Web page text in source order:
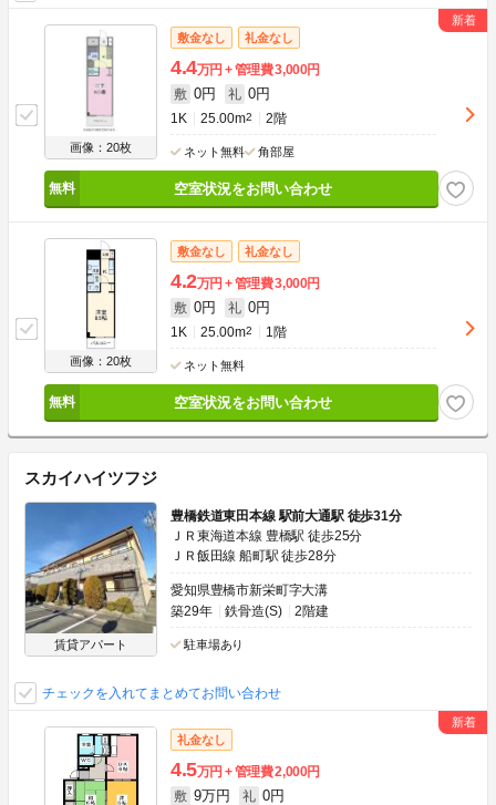
画像：20枚
敷金なし 礼金なし
4.4万円 管理費3,000円
敷 0円 礼 0円
1K 25.00m2 2階
ネット無料 角部屋
空室状況をお問い合わせ
画像：20枚
敷金なし 礼金なし
4.2万円 管理費3,000円
敷 0円 礼 0円
1K 25.00m2 1階
ネット無料
空室状況をお問い合わせ
スカイハイツフジ
賃貸アパート
豊橋鉄道東田本線 駅前大通駅 徒歩31分
ＪＲ東海道本線 豊橋駅 徒歩25分
ＪＲ飯田線 船町駅 徒歩28分
愛知県豊橋市新栄町字大溝
築29年
鉄骨造(S) 2階建
駐車場あり
チェックを入れてまとめてお問い合わせ
礼金なし
4.5万円 管理費2,000円
敷 9万円 礼 0円